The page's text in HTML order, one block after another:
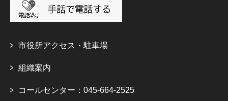
市役所アクセス・駐車場
組織案内
コールセンター：045-664-2525